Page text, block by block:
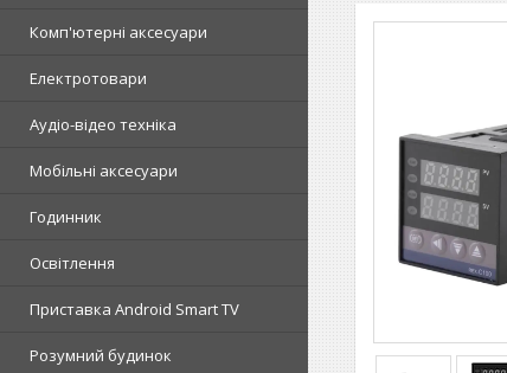
Комп'ютерні аксесуари
Електротовари
Аудіо-відео техніка
Мобільні аксесуари
Годинник
Освітлення
Приставка Android Smart TV
Розумний будинок